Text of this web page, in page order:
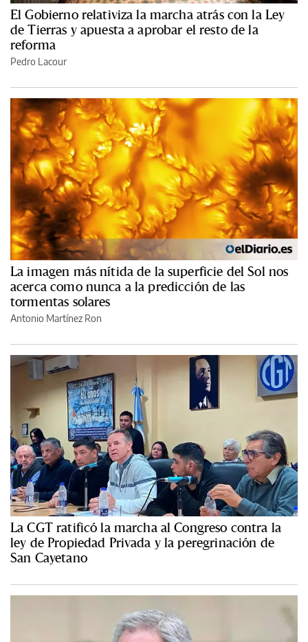
El Gobierno relativiza la marcha atrás con la Ley
de Tierras y apuesta a aprobar el resto de la
reforma
Pedro Lacour
La imagen más nítida de la superficie del Sol nos
acerca como nunca a la predicción de las
tormentas solares
Antonio Martínez Ron
La CGT ratificó la marcha al Congreso contra la
ley de Propiedad Privada y la peregrinación de
San Cayetano